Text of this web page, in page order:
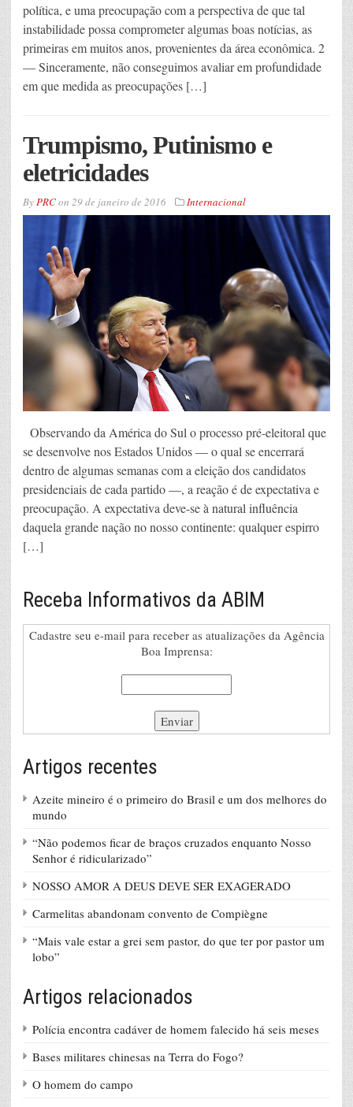
política, e uma preocupação com a perspectiva de que tal
instabilidade possa comprometer algumas boas notícias, as
primeiras em muitos anos, provenientes da área econômica. 2
— Sinceramente, não conseguimos avaliar em profundidade
em que medida as preocupações […]
Trumpismo, Putinismo e
eletricidades
ByPRCon 29 de janeiro de 2016 Internacional
Observando da América do Sul o processo pré-eleitoral que
se desenvolve nos Estados Unidos — o qual se encerrará
dentro de algumas semanas com a eleição dos candidatos
presidenciais de cada partido —, a reação é de expectativa e
preocupação. A expectativa deve-se à natural influência
daquela grande nação no nosso continente: qualquer espirro
[…]
Receba Informativos da ABIM
Cadastre seu e-mail para receber as atualizações da Agência
Boa Imprensa:
Artigos recentes
Azeite mineiro é o primeiro do Brasil e um dos melhores do
mundo
“Não podemos ficar de braços cruzados enquanto Nosso
Senhor é ridicularizado”
NOSSO AMOR A DEUS DEVE SER EXAGERADO
Carmelitas abandonam convento de Compiègne
“Mais vale estar a grei sem pastor, do que ter por pastor um
lobo”
Artigos relacionados
Polícia encontra cadáver de homem falecido há seis meses
Bases militares chinesas na Terra do Fogo?
O homem do campo